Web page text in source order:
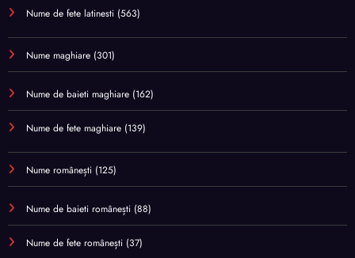
Nume de fete latinesti (563)
Nume maghiare (301)
Nume de baieti maghiare (162)
Nume de fete maghiare (139)
Nume românești (125)
Nume de baieti românești (88)
Nume de fete românești (37)